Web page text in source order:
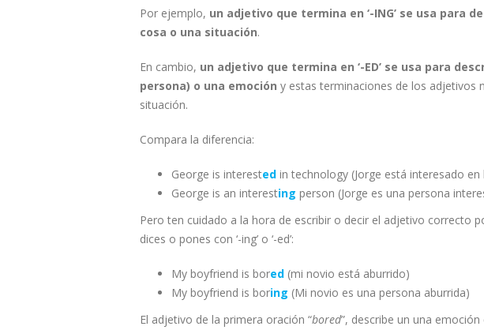
Por ejemplo, un adjetivo que termina en ‘-ING’ se usa para
cosa o una situación.
En cambio, un adjetivo que termina en ‘-ED’ se usa para
persona) o una emoción y estas terminaciones de los adjetivos
situación.
Compara la diferencia:
George is interested in technology (Jorge está interesado
George is an interesting person (Jorge es una persona
Pero ten cuidado a la hora de escribir o decir el adjetivo correcto
dices o pones con ‘-ing’ o ‘-ed’:
My boyfriend is bored (mi novio está aburrido)
My boyfriend is boring (Mi novio es una persona aburrida)
El adjetivo de la primera oración “bored”, describe un una